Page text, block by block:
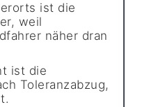
ist die
weil
näher dran
ist die
Toleranzabzug,